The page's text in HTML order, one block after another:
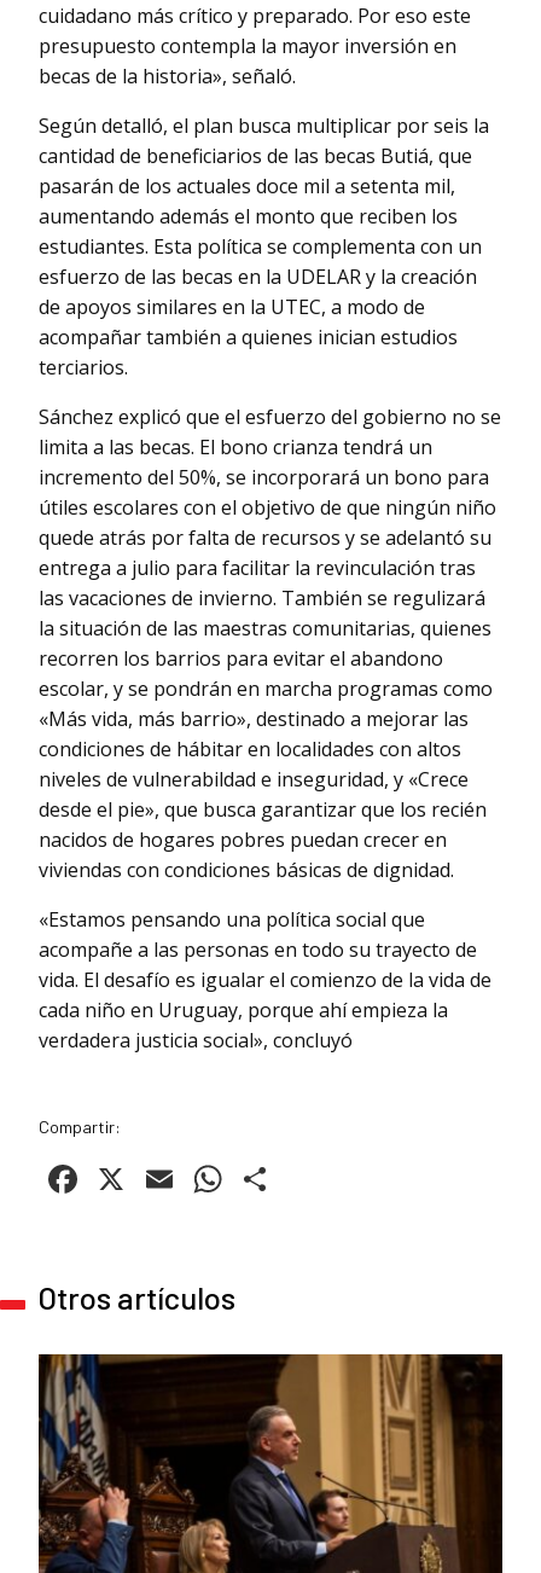
cuidadano más crítico y preparado. Por eso este
presupuesto contempla la mayor inversión en
becas de la historia», señaló.
Según detalló, el plan busca multiplicar por seis la
cantidad de beneficiarios de las becas Butiá, que
pasarán de los actuales doce mil a setenta mil,
aumentando además el monto que reciben los
estudiantes. Esta política se complementa con un
esfuerzo de las becas en la UDELAR y la creación
de apoyos similares en la UTEC, a modo de
acompañar también a quienes inician estudios
terciarios.
Sánchez explicó que el esfuerzo del gobierno no se
limita a las becas. El bono crianza tendrá un
incremento del 50%, se incorporará un bono para
útiles escolares con el objetivo de que ningún niño
quede atrás por falta de recursos y se adelantó su
entrega a julio para facilitar la revinculación tras
las vacaciones de invierno. También se regulizará
la situación de las maestras comunitarias, quienes
recorren los barrios para evitar el abandono
escolar, y se pondrán en marcha programas como
«Más vida, más barrio», destinado a mejorar las
condiciones de hábitar en localidades con altos
niveles de vulnerabildad e inseguridad, y «Crece
desde el pie», que busca garantizar que los recién
nacidos de hogares pobres puedan crecer en
viviendas con condiciones básicas de dignidad.
«Estamos pensando una política social que
acompañe a las personas en todo su trayecto de
vida. El desafío es igualar el comienzo de la vida de
cada niño en Uruguay, porque ahí empieza la
verdadera justicia social», concluyó
Compartir:
Facebook
X EmailWhatsApp
Otros artículos